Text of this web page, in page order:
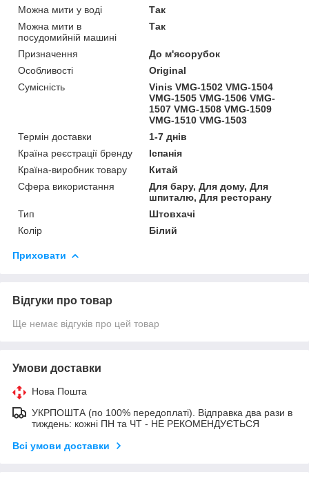
Можна мити у воді
Так
Можна мити в
посудомийній машині
Так
Призначення
До м'ясорубок
Особливості
Original
Сумісність
Vinis VMG-1502 VMG-1504
VMG-1505 VMG-1506 VMG-
1507 VMG-1508 VMG-1509
VMG-1510 VMG-1503
Термін доставки
1-7 днів
Країна реєстрації бренду
Іспанія
Країна-виробник товару
Китай
Сфера використання
Для бару, Для дому, Для
шпиталю, Для ресторану
Тип
Штовхачі
Колір
Білий
Приховати
Відгуки про товар
Ще немає відгуків про цей товар
Умови доставки
Нова Пошта
УКРПОШТА (по 100% передоплаті). Відправка два рази в
тиждень: кожні ПН та ЧТ - НЕ РЕКОМЕНДУЄТЬСЯ
Всі умови доставки